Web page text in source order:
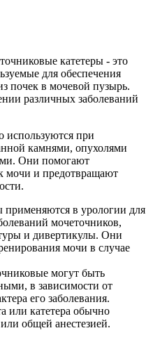
катетеры - это
для обеспечения
почек в мочевой пузырь.
различных заболеваний
используются при
камнями, опухолями
Они помогают
мочи и предотвращают
применяются в урологии для
мочеточников,
и дивертикулы. Они
мочи в случае
могут быть
в зависимости от
его заболевания.
или катетера обычно
общей анестезией.